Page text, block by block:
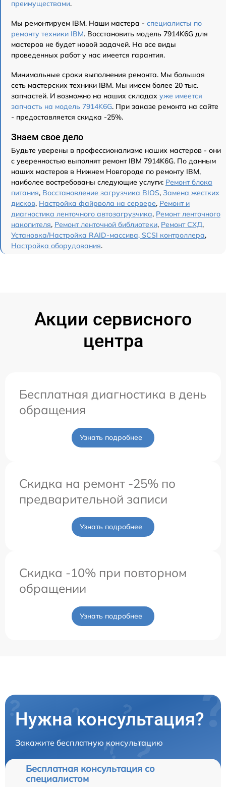
преимуществами.
Мы ремонтируем IBM. Наши мастера - специалисты по
ремонту техники IBM. Восстановить модель 7914K6G для
мастеров не будет новой задачей. На все виды
проведенных работ у нас имеется гарантия.
Минимальные сроки выполнения ремонта. Мы большая
сеть мастерских техники IBM. Мы имеем более 20 тыс.
запчастей. И возможно на наших складах уже имеется
запчасть на модель 7914K6G. При заказе ремонта на сайте
- предоставляется скидка -25%.
Знаем свое дело
Будьте уверены в профессионализме наших мастеров - они
с уверенностью выполнят ремонт IBM 7914K6G. По данным
наших мастеров в Нижнем Новгороде по ремонту IBM,
наиболее востребованы следующие услуги: Ремонт блока
питания, Восстановление загрузчика BIOS, Замена жестких
дисков, Настройка файрвола на сервере, Ремонт и
диагностика ленточного автозагрузчика, Ремонт ленточного
накопителя, Ремонт ленточной библиотеки, Ремонт СХД,
Установка/Настройка RAID-массива, SCSI контроллера,
Настройка оборудования.
Акции сервисного
центра
Бесплатная диагностика в день
обращения
Узнать подробнее
Скидка на ремонт -25% по
предварительной записи
Узнать подробнее
Скидка -10% при повторном
обращении
Узнать подробнее
Нужна консультация?
Закажите бесплатную консультацию
Бесплатная консультация со
специалистом